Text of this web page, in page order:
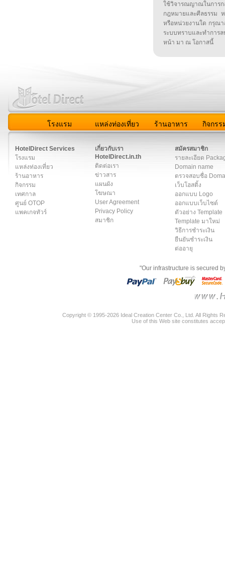
ใช้วิจารณญาณในกา
กฎหมายและศีลธรรม
หรือหน่วยงานใด กรุณา
ระบบทราบและทำกา
หน้า มา ณ โอกาสนี้
โรงแรม แหล่งท่องเที่ยว ร้านอาหาร กิจกรร
HotelDirect Services
โรงแรม
แหล่งท่องเที่ยว
ร้านอาหาร
กิจกรรม
เทศกาล
ศูนย์ OTOP
แพคเกจทัวร์
เกี่ยวกับเรา
HotelDirect.in.th
ติดต่อเรา
ข่าวสาร
แผนผัง
โฆษณา
User Agreement
Privacy Policy
สมาชิก
สมัครสมาชิก
รายละเอียด
Domain name
ตรวจสอบชื่อ
เว็บโฮสติ้ง
ออกแบบ Logo
ออกแบบเว็บไซต์
ตัวอย่าง Template
Template มาใหม่
วิธีการชำระเงิน
ยืนยันชำระเงิน
ต่ออายุ
"Our infrastructure is secured
Copyright © 1995-2026 Ideal Creation Center Co., Ltd. All Rights
Use of this Web site constitutes